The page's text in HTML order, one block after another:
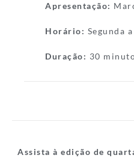
Apresentação:
Horário: Segunda
Duração: 30
Assista à edição de